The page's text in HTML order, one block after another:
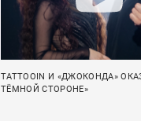
TATTOOIN И «ДЖОКОНДА»
ТЁМНОЙ СТОРОНЕ»